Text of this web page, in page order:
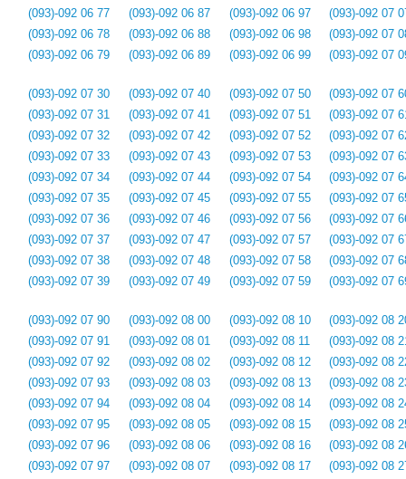
(093)-092 06 77
(093)-092 06 78
(093)-092 06 79
(093)-092 06 87
(093)-092 06 88
(093)-092 06 89
(093)-092 06 97
(093)-092 06 98
(093)-092 06 99
(093)-092 07
(093)-092 07
(093)-092 07
(093)-092 07 30
(093)-092 07 31
(093)-092 07 32
(093)-092 07 33
(093)-092 07 34
(093)-092 07 35
(093)-092 07 36
(093)-092 07 37
(093)-092 07 38
(093)-092 07 39
(093)-092 07 40
(093)-092 07 41
(093)-092 07 42
(093)-092 07 43
(093)-092 07 44
(093)-092 07 45
(093)-092 07 46
(093)-092 07 47
(093)-092 07 48
(093)-092 07 49
(093)-092 07 50
(093)-092 07 51
(093)-092 07 52
(093)-092 07 53
(093)-092 07 54
(093)-092 07 55
(093)-092 07 56
(093)-092 07 57
(093)-092 07 58
(093)-092 07 59
(093)-092 07
(093)-092 07
(093)-092 07
(093)-092 07
(093)-092 07
(093)-092 07
(093)-092 07
(093)-092 07
(093)-092 07
(093)-092 07
(093)-092 07 90
(093)-092 07 91
(093)-092 07 92
(093)-092 07 93
(093)-092 07 94
(093)-092 07 95
(093)-092 07 96
(093)-092 07 97
(093)-092 08 00
(093)-092 08 01
(093)-092 08 02
(093)-092 08 03
(093)-092 08 04
(093)-092 08 05
(093)-092 08 06
(093)-092 08 07
(093)-092 08 10
(093)-092 08 11
(093)-092 08 12
(093)-092 08 13
(093)-092 08 14
(093)-092 08 15
(093)-092 08 16
(093)-092 08 17
(093)-092 08
(093)-092 08
(093)-092 08
(093)-092 08
(093)-092 08
(093)-092 08
(093)-092 08
(093)-092 08